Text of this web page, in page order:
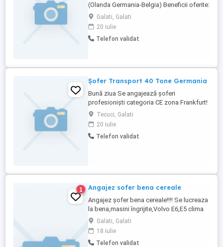
(Olanda Germania-Belgia) Beneficii oferite:
Diurna 90 de euro plus salariul pe țară plus
bonusuri. Salariu 3300-3400 de euro
Program de lucru: 6 săptămâni la muncă 3
săptămâni acasă Garaj propriu cu toate
Galati, Galati
20 iulie
Telefon validat
Șofer Transport 40 Tone Germania
Bună ziua Se angajează șoferi
profesioniști categoria CE zona Frankfurt!
( Circa 40 km de Frankfurt) Companie de
transport din zona Frankfurt caută șoferi
de camion categoria CE pentru ansamblu
de 40 de tone. Contract de muncă german
Tecuci, Galati
20 iulie
Telefon validat
1 Angajez sofer bena cereale
Angajez șofer bena cereale!!!! Se lucreaza
la bena,masini îngrijite,Volvo E6,E5 clima
de staționare... Salariu îl discutăm !!!
Cerințe Permis C E. Mai multe detalii putem
discuta la telefon! ...
Galati, Galati
18 iulie
Telefon validat